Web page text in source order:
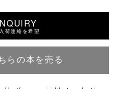
荷連絡を希望
らの本を売る